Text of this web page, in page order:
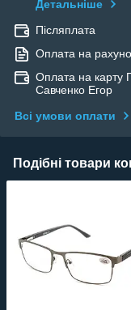
Детальніше
Післяплата
Оплата на
Оплата на карту
Савченко Егор
Всі умови оплати
Подібні товари